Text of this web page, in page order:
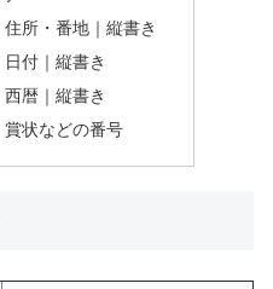
所・番地｜縦書き
付｜縦書き
暦｜縦書き
状などの番号